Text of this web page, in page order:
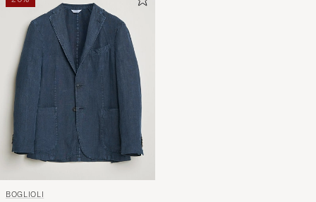
BOGLIOLI